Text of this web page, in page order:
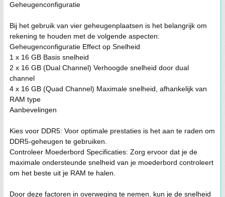
Geheugenconfiguratie
Bij het gebruik van vier geheugenplaatsen is het belangrijk om
rekening te houden met de volgende aspecten:
Geheugenconfiguratie Effect op Snelheid
1 x 16 GB Basis snelheid
2 x 16 GB (Dual Channel) Verhoogde snelheid door dual
channel
4 x 16 GB (Quad Channel) Maximale snelheid, afhankelijk van
RAM type
Aanbevelingen
Kies voor DDR5: Voor optimale prestaties is het aan te raden om
DDR5-geheugen te gebruiken.
Controleer Moederbord Specificaties: Zorg ervoor dat je de
maximale ondersteunde snelheid van je moederbord controleert
om het beste uit je RAM te halen.
Door deze factoren in overweging te nemen, kun je de snelheid